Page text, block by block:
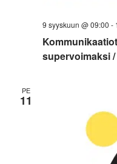
supervoimaksi
9 syyskuun @ 09:00 -
PE
11